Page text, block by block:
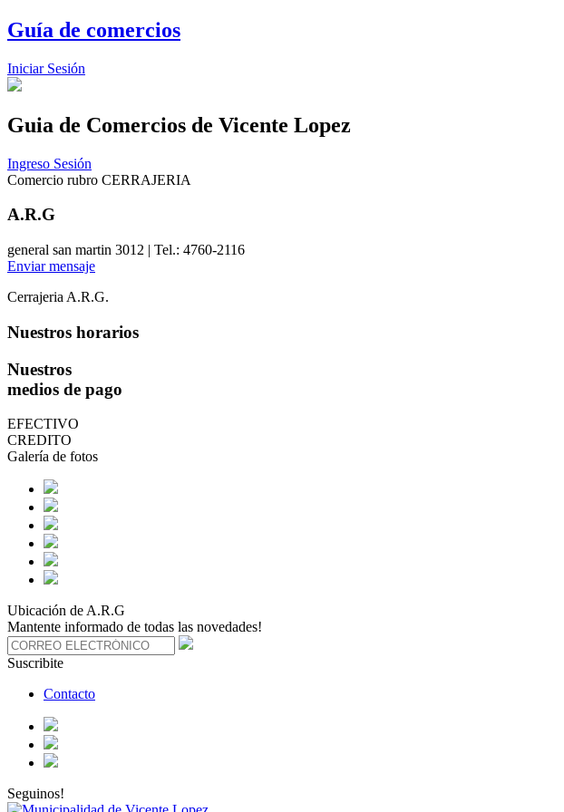
Guía de comercios
Iniciar Sesión
Guia de Comercios de Vicente Lopez
Ingreso Sesión
Comercio rubro CERRAJERIA
A.R.G
general san martin 3012 | Tel.: 4760-2116
Enviar mensaje
Cerrajeria A.R.G.
Nuestros horarios
Nuestros
medios de pago
EFECTIVO
CREDITO
Galería de fotos
Ubicación de A.R.G
Mantente informado de todas las novedades!
Suscribite
Contacto
Seguinos!